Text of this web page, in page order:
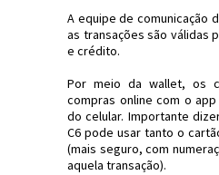
A equipe de comunicação
as transações são válidas
e crédito.
Por meio da wallet, os
compras online com o
do celular. Importante
C6 pode usar tanto o
(mais seguro, com
aquela transação).